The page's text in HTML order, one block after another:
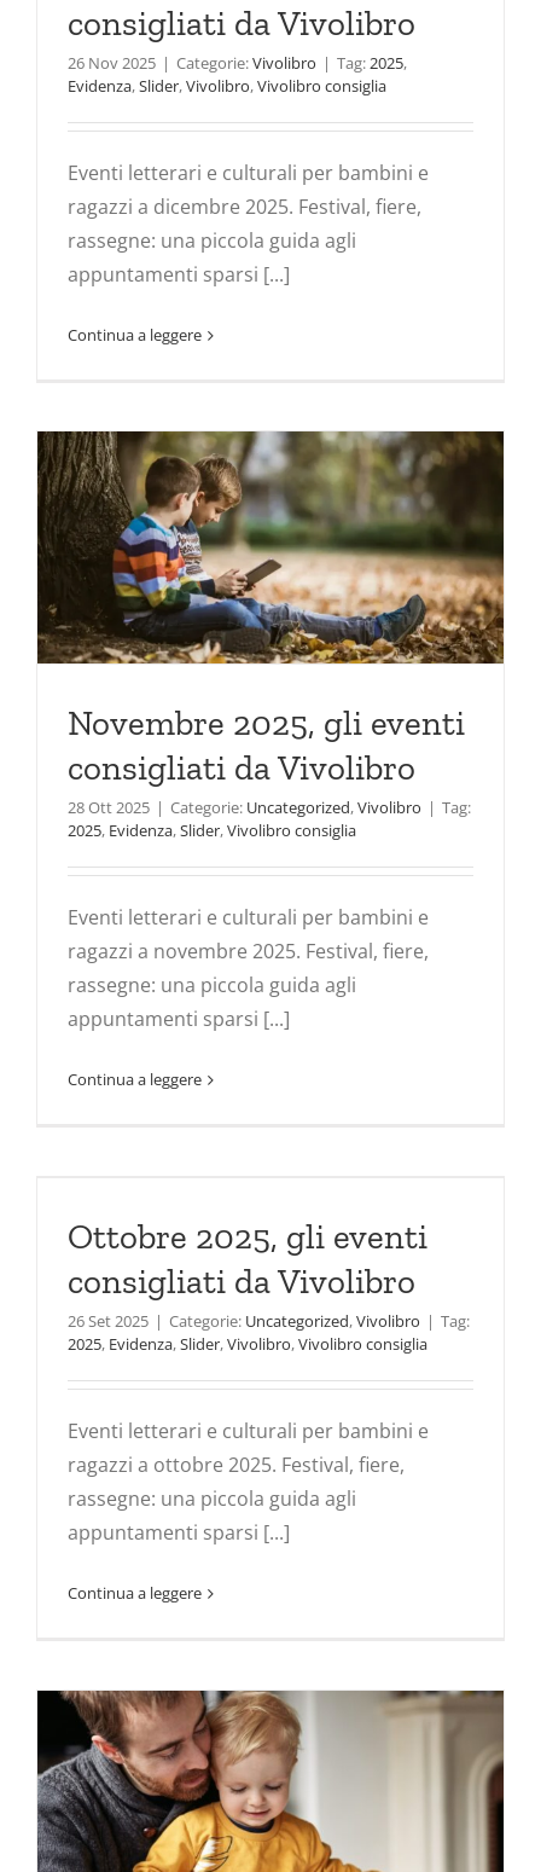
consigliati da Vivolibro
26 Nov 2025 | Categorie:Vivolibro | Tag:2025,
Evidenza,Slider,Vivolibro,Vivolibro consiglia
Eventi letterari e culturali per bambini e
ragazzi a dicembre 2025. Festival, fiere,
rassegne: una piccola guida agli
appuntamenti sparsi [...]
Continua a leggere
Novembre 2025, gli eventi
consigliati da Vivolibro
28 Ott 2025 | Categorie: Uncategorized,Vivolibro | Tag:
2025, Evidenza,Slider,Vivolibro consiglia
Eventi letterari e culturali per bambini e
ragazzi a novembre 2025. Festival, fiere,
rassegne: una piccola guida agli
appuntamenti sparsi [...]
Continua a leggere
Ottobre 2025, gli eventi
consigliati da Vivolibro
26 Set 2025 | Categorie: Uncategorized,Vivolibro | Tag:
2025, Evidenza,Slider,Vivolibro,Vivolibro consiglia
Eventi letterari e culturali per bambini e
ragazzi a ottobre 2025. Festival, fiere,
rassegne: una piccola guida agli
appuntamenti sparsi [...]
Continua a leggere